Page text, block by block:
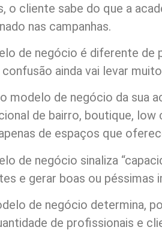
o cliente sabe do que a
nas campanhas.
de negócio é diferente de
confusão ainda vai levar
modelo de negócio da sua
de bairro, boutique,
de espaços que
de negócio sinaliza
e gerar boas ou péssimas
de negócio determina,
de profissionais e